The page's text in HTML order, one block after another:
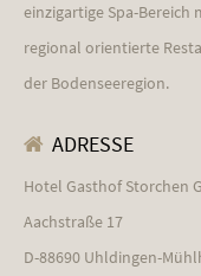
einzigartige Spa-Bereich
regional orientierte
der Bodenseeregion.
ADRESSE
Hotel Gasthof Storchen
Aachstraße 17
D-88690 Uhldingen-